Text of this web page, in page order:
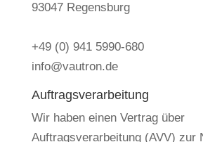
93047 Regensburg
+49 (0) 941 5990-680
info@vautron.de
Auftragsverarbeitung
Wir haben einen Vertrag über
Auftragsverarbeitung (AVV) zur